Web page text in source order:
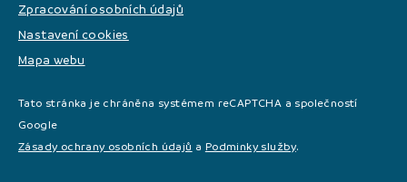
Zpracování osobních údajů
Nastavení cookies
Mapa webu
Tato stránka je chráněna systémem reCAPTCHA a společností
Google
Zásady ochrany osobních údajů a Podminky služby.